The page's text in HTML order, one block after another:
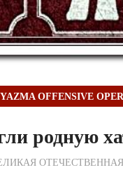
OFFENSIVE
родную
по Редакции
ОТЕЧЕСТВЕННАЯ